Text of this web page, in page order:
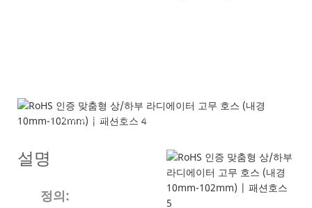
---고하중 트럭/자동차용 맞춤형 EPDM 고무 호스--
설명
정의: